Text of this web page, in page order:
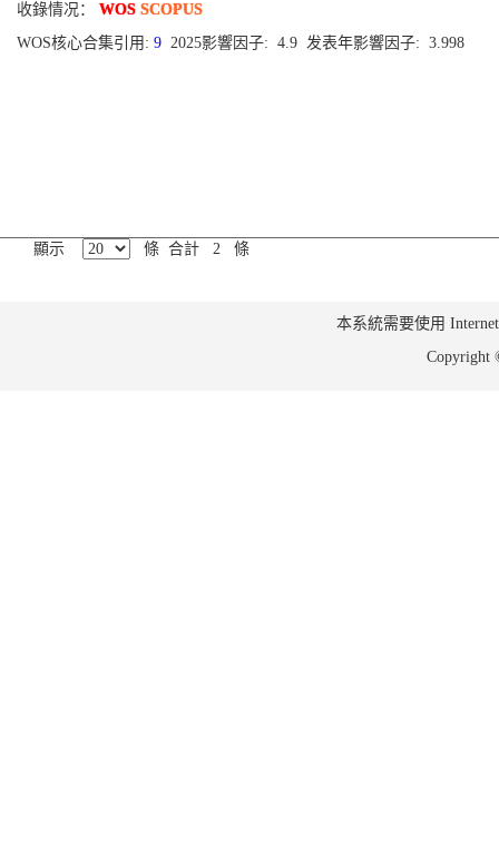
收錄情况： WOS SCOPUS
WOS核心合集引用: 9 2025影響因子: 4.9 发表年影響因子: 3.998
顯示 條 合計 2 條
本系統需要使用
Copyright